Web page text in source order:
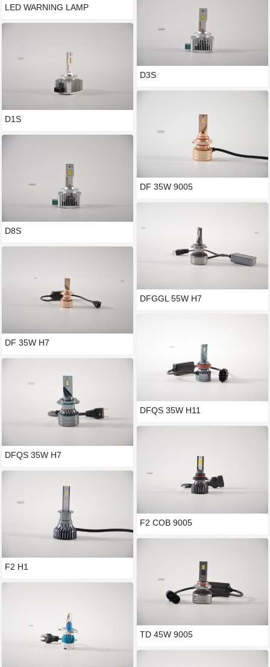
LED WARNING LAMP
D1S
D8S
DF 35W H7
DFQS 35W H7
F2 H1
D3S
DF 35W 9005
DFGGL 55W H7
DFQS 35W H11
F2 COB 9005
TD 45W 9005